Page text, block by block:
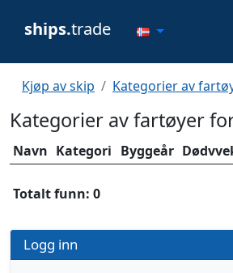
ships.trade
Kjøp av skip Kategorier av
Kategorier av fartøyer
Navn Kategori Byggeår
Totalt funn: 0
Logg inn